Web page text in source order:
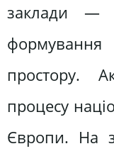
заклади —
простору.
процесу
Європи. На